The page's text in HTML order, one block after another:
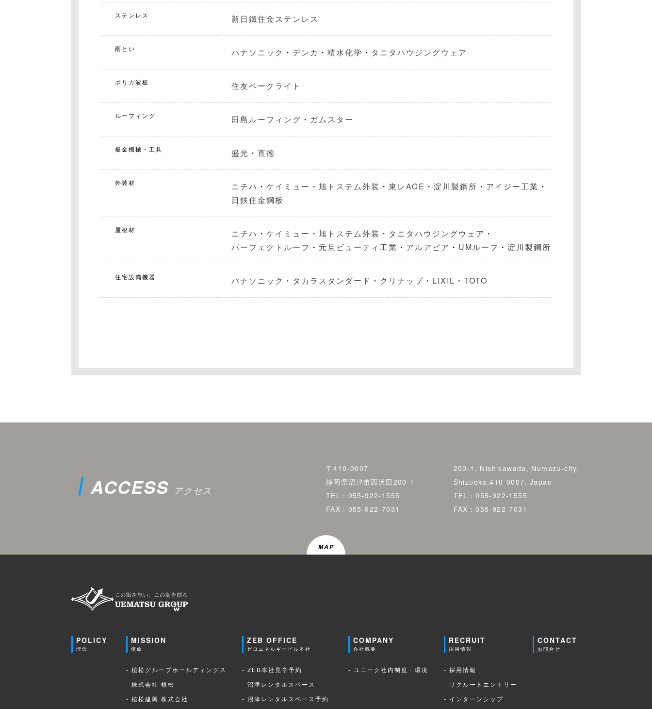
ステンレス 新日鐵住金ステンレス
雨とい パナソニック ・ デンカ ・ 積水化学 ・ タニタハウジングウェア
ポリカ波板 住友ベークライト
ルーフィング 田島ルーフィング ・ ガムスター
板金機械・工具 盛光 ・ 直徳
外装材 ニチハ ・ ケイミュー ・ 旭トステム外装 ・ 東レACE ・ 淀川製鋼所 ・ アイジー工業 ・
日鉄住金鋼板
屋根材 ニチハ ・ ケイミュー ・ 旭トステム外装 ・ タニタハウジングウェア ・
パーフェクトルーフ ・ 元旦ビューティ工業 ・ アルアピア ・ UMルーフ ・ 淀川製鋼所
住宅設備機器 パナソニック ・ タカラスタンダード ・ クリナップ ・ LIXIL ・ TOTO
ACCESS アクセス
〒410-0007
静岡県沼津市西沢田200-1
TEL：055-922-1555
FAX：055-922-7031
200-1, Nishisawada, Numazu-city,
Shizuoka,410-0007, Japan
TEL：055-922-1555
FAX：055-922-7031
MAP
POLICY
理念
MISSION
使命
- 植松グループホールディングス
- 株式会社 植松
- 植松建興 株式会社
ZEB OFFICE
ゼロエネルギービル本社
- ZEB本社見学予約
- 沼津レンタルスペース
- 沼津レンタルスペース予約
COMPANY
会社概要
- ユニーク社内制度・環境
RECRUIT
採用情報
- 採用情報
- リクルートエントリー
- インターンシップ
CONTACT
お問合せ